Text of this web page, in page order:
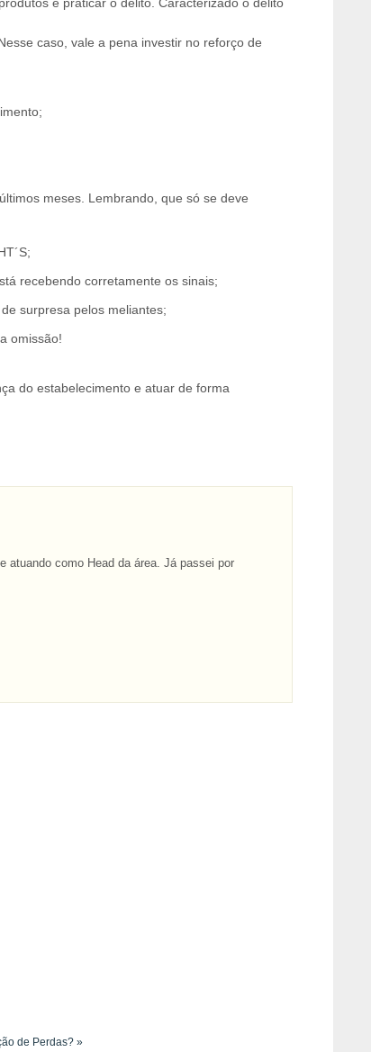
caso, vale a pena investir no reforço de
meses. Lembrando, que só se deve
recebendo corretamente os sinais;
surpresa pelos meliantes;
omissão!
do estabelecimento e atuar de forma
atuando como Head da área. Já passei por
de Perdas? »